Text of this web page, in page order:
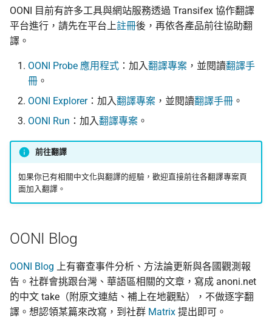
OONI 目前有許多工具與網站服務透過 Transifex 協作翻譯
平台進行，請先在平台上註冊後，再依各產品前往協助翻
譯。
OONI Probe 應用程式 ：加入翻譯專案 ，並閱讀翻譯手
冊 。
OONI Explorer：加入翻譯專案 ，並閱讀翻譯手冊 。
OONI Run ：加入翻譯專案 。
前往翻譯
如果你已有相關中文化與翻譯的經驗，歡迎直接前往各翻譯專案頁
面加入翻譯。
OONI Blog
OONI Blog 上有審查事件分析、方法論更新與各國觀測報
告。社群會挑跟台灣、華語區相關的文章，寫成 anoni.net
的中文 take（附原文連結、補上在地觀點），不做逐字翻
譯。想認領某篇來改寫，到社群 Matrix 提出即可。